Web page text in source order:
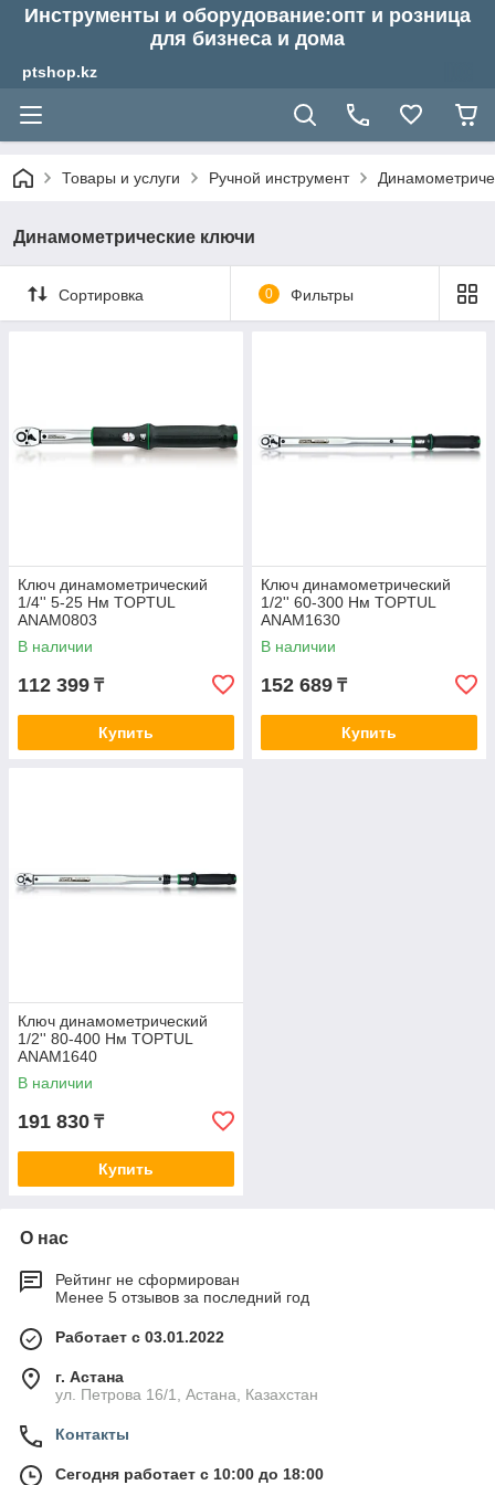
Инструменты и оборудование:опт и розница
для бизнеса и дома
ptshop.kz
Товары и услуги Ручной инструмент
Динамометрические ключи
Сортировка 0 Фильтры
Ключ динамометрический
1/4'' 5-25 Нм TOPTUL
ANAM0803
В наличии
112 399 ₸
Купить
Ключ динамометрический
1/2'' 60-300 Нм TOPTUL
ANAM1630
В наличии
152 689 ₸
Купить
Ключ динамометрический
1/2'' 80-400 Нм TOPTUL
ANAM1640
В наличии
191 830 ₸
Купить
О нас
Рейтинг не сформирован
Менее 5 отзывов за последний год
Работает с 03.01.2022
г. Астана
ул. Петрова 16/1, Астана, Казахстан
Контакты
Сегодня работает с 10:00 до 18:00